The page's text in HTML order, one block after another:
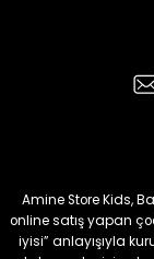
Koren Kız Çocuk ve
₺ 320
₺ 250
Amine Store Kids,
online satış yapan
iyisi” anlayışıyla